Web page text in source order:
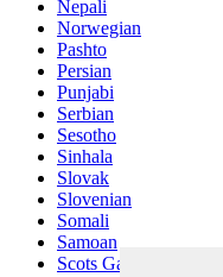
Nepali
Norwegian
Pashto
Persian
Punjabi
Serbian
Sesotho
Sinhala
Slovak
Slovenian
Somali
Samoan
Scots Gaelic